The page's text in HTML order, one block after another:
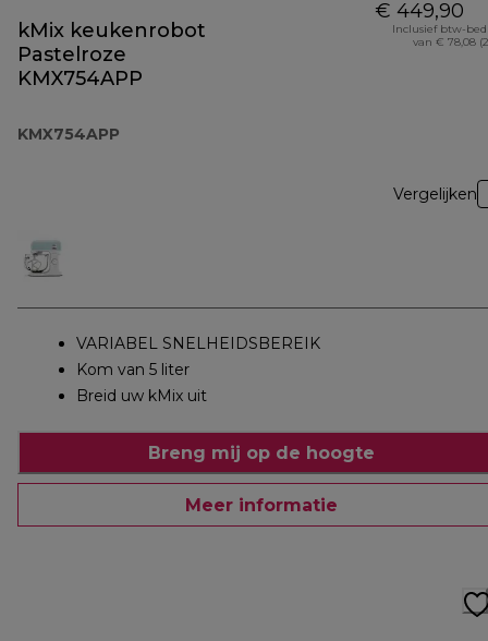
kMix keukenrobot
Pastelroze
KMX754APP
KMX754APP
€ 449,90
Inclusief btw-
van € 78,08
Vergelijken
VARIABEL SNELHEIDSBEREIK
Kom van 5 liter
Breid uw kMix uit
Breng mij op de hoogte
Meer informatie